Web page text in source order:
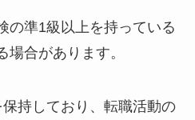
の準1級以上を持っている
場合があります。
持しており、転職活動の